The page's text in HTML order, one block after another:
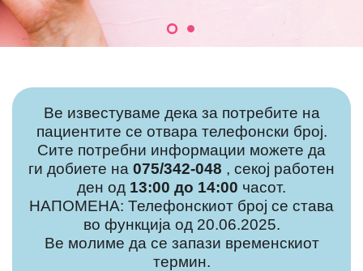
Ве известуваме дека за потребите на
пациентите се отвара телефонски број.
Сите потребни информации можете да
ги добиете на 075/342-048 , секој работен
ден од 13:00 до 14:00 часот.
НАПОМЕНА: Телефонскиот број се става
во функција од 20.06.2025.
Ве молиме да се запази временскиот
термин.